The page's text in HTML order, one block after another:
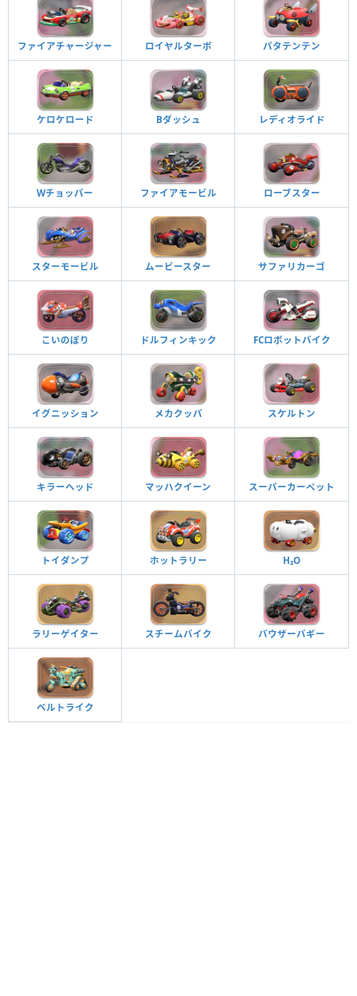
ファイアチャージャー ロイヤルターボ パタテンテン
ケロケロード Bダッシュ レディオライド
Wチョッパー ファイアモービル ローブスター
スターモービル ムービースター サファリカーゴ
こいのぼり ドルフィンキック FCロボットバイク
イグニッション メカクッパ スケルトン
キラーヘッド マッハクイーン スーパーカーペット
トイダンプ ホットラリー H₂O
ラリーゲイター スチームバイク バウザーバギー
ベルトライク